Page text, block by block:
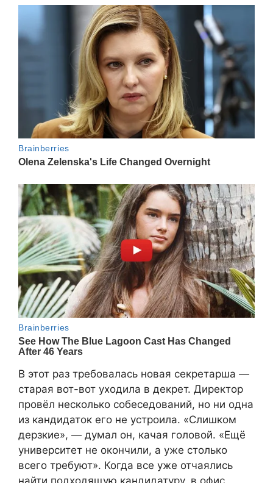
В этот раз требовалась новая секретарша —
старая вот-вот уходила в декрет. Директор
провёл несколько собеседований, но ни одна
из кандидаток его не устроила. «Слишком
дерзкие», — думал он, качая головой. «Ещё
университет не окончили, а уже столько
всего требуют». Когда все уже отчаялись
найти подходящую кандидатуру, в офис